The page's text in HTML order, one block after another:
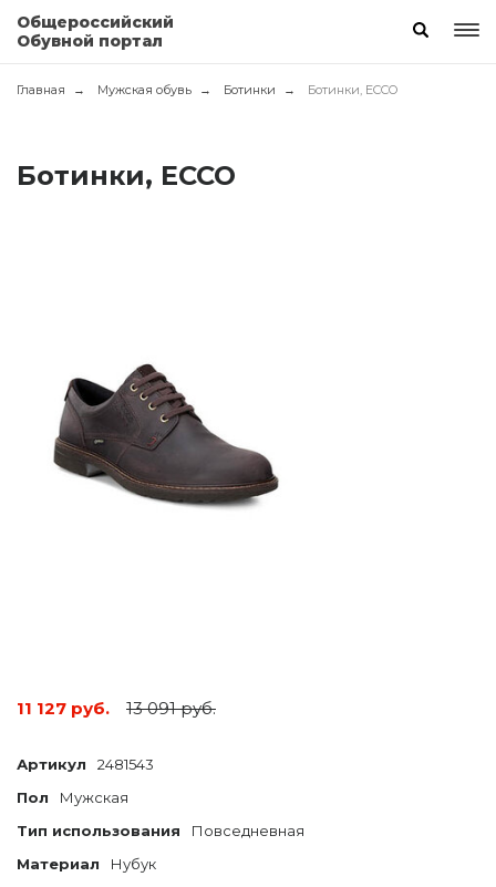
Общероссийский
Обувной портал
Главная Мужская обувь Ботинки Ботинки, ECCO
Ботинки, ECCO
11 127 руб. 13 091 руб.
Артикул
2481543
Пол
Мужская
Тип использования
Повседневная
Материал
Нубук